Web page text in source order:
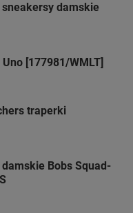
damskie
[177981/WMLT]
traperki
Bobs Squad-